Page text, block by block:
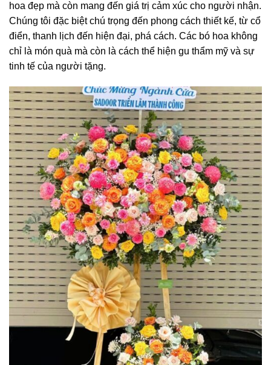
hoa đẹp mà còn mang đến giá trị cảm xúc cho người nhận.
Chúng tôi đặc biệt chú trọng đến phong cách thiết kế, từ cổ
điển, thanh lịch đến hiện đại, phá cách. Các bó hoa không
chỉ là món quà mà còn là cách thể hiện gu thẩm mỹ và sự
tinh tế của người tặng.